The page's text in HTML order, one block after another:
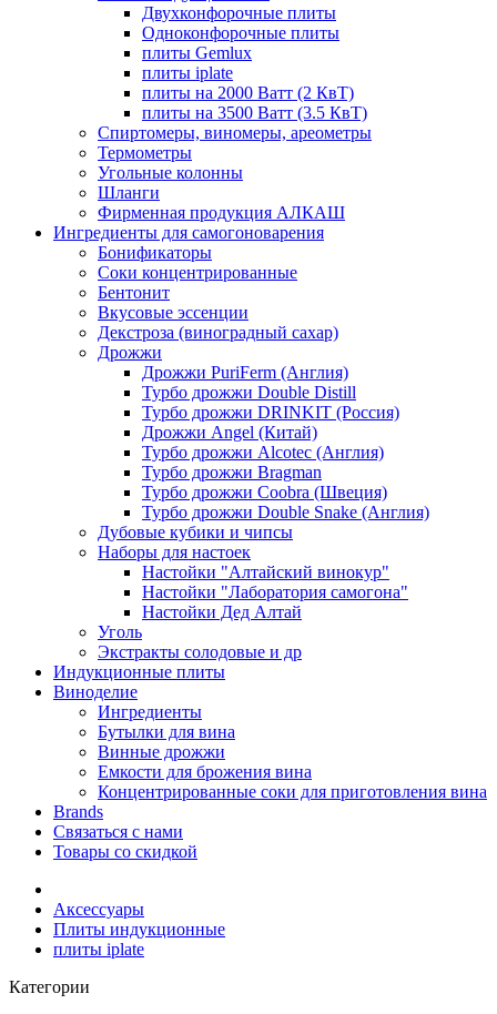
Двухконфорочные плиты
Одноконфорочные плиты
плиты Gemlux
плиты iplate
плиты на 2000 Ватт (2 КвТ)
плиты на 3500 Ватт (3.5 КвТ)
Спиртомеры, виномеры, ареометры
Термометры
Угольные колонны
Шланги
Фирменная продукция АЛКАШ
Ингредиенты для самогоноварения
Бонификаторы
Cоки концентрированные
Бентонит
Вкусовые эссенции
Декстроза (виноградный сахар)
Дрожжи
Дрожжи PuriFerm (Англия)
Турбо дрожжи Double Distill
Турбо дрожжи DRINKIT (Россия)
Дрожжи Angel (Китай)
Турбо дрожжи Alcotec (Англия)
Турбо дрожжи Bragman
Турбо дрожжи Coobra (Швеция)
Турбо дрожжи Double Snake (Англия)
Дубовые кубики и чипсы
Наборы для настоек
Настойки "Алтайский винокур"
Настойки "Лаборатория самогона"
Настойки Дед Алтай
Уголь
Экстракты солодовые и др
Индукционные плиты
Виноделие
Ингредиенты
Бутылки для вина
Винные дрожжи
Емкости для брожения вина
Концентрированные соки для приготовления вина
Brands
Связаться с нами
Товары со скидкой
Аксессуары
Плиты индукционные
плиты iplate
Категории